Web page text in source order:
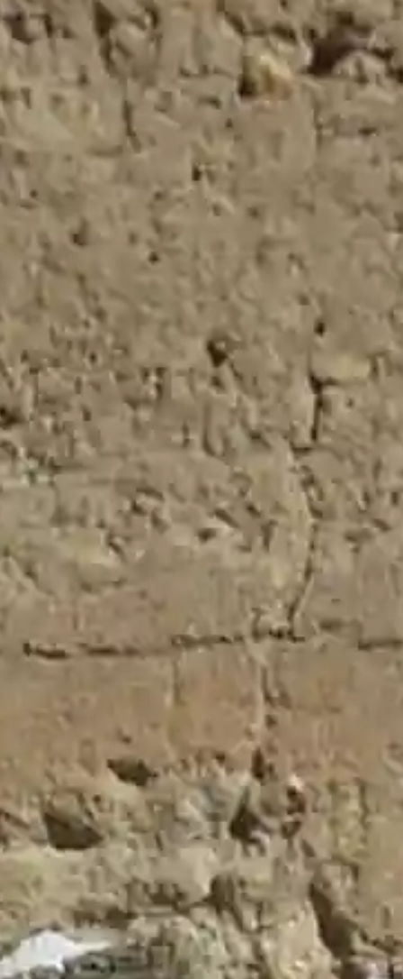
Por favor, los campos del formulario marcados
con asterisco * son obligatorios.
Acepto la totalidad
de condiciones del
Aviso Legal
Política
de Privacidad
recepción de
comunicaciones,
promociones, ofertas
y comunicaciones
comerciales.
El Cubillo de Uceda
Dirección:Plaza Mayor Nº1
Código Postal:El Cubillo de Uceda, 19186
949 856 080
Horario:
Página Web:
www.elcubillodeuceda.com